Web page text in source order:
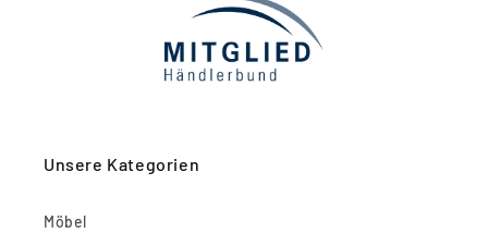
Unsere Kategorien
Möbel